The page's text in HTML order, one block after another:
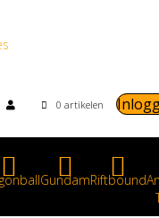
0 artikelen
GundamRiftbound